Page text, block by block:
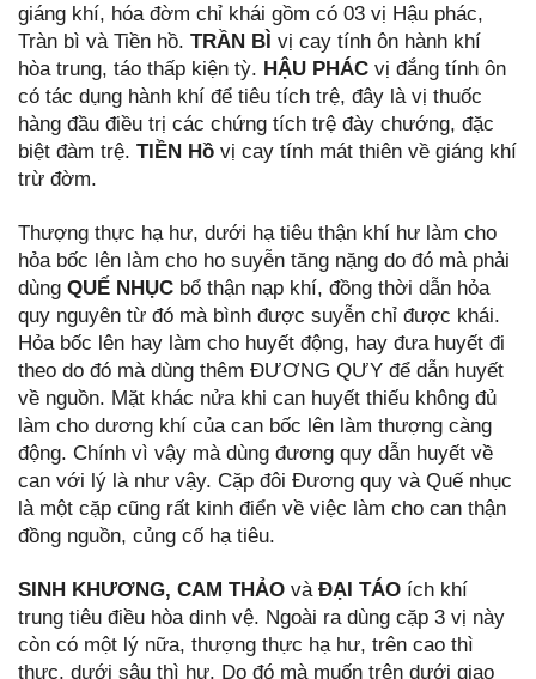
giáng khí, hóa đờm chỉ khái gồm có 03 vị Hậu phác,
Tràn bì và Tiền hồ. TRẦN BÌ vị cay tính ôn hành khí
hòa trung, táo thấp kiện tỳ. HẬU PHÁC vị đắng tính ôn
có tác dụng hành khí để tiêu tích trệ, đây là vị thuốc
hàng đầu điều trị các chứng tích trệ đày chướng, đặc
biệt đàm trệ. TIỀN Hồ vị cay tính mát thiên về giáng khí
trừ đờm.
Thượng thực hạ hư, dưới hạ tiêu thận khí hư làm cho
hỏa bốc lên làm cho ho suyễn tăng nặng do đó mà phải
dùng QUẾ NHỤC bổ thận nạp khí, đồng thời dẫn hỏa
quy nguyên từ đó mà bình được suyễn chỉ được khái.
Hỏa bốc lên hay làm cho huyết động, hay đưa huyết đi
theo do đó mà dùng thêm ĐƯƠNG QƯY để dẫn huyết
về nguồn. Mặt khác nửa khi can huyết thiếu không đủ
làm cho dương khí của can bốc lên làm thượng càng
động. Chính vì vậy mà dùng đương quy dẫn huyết về
can với lý là như vậy. Cặp đôi Đương quy và Quế nhục
là một cặp cũng rất kinh điển về việc làm cho can thận
đồng nguồn, củng cố hạ tiêu.
SINH KHƯƠNG, CAM THẢO và ĐẠI TÁO ích khí
trung tiêu điều hòa dinh vệ. Ngoài ra dùng cặp 3 vị này
còn có một lý nữa, thượng thực hạ hư, trên cao thì
thực, dưới sâu thì hư. Do đó mà muốn trên dưới giao